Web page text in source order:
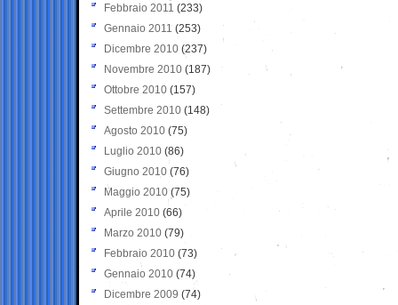
Febbraio 2011 (233)
Gennaio 2011 (253)
Dicembre 2010 (237)
Novembre 2010 (187)
Ottobre 2010 (157)
Settembre 2010 (148)
Agosto 2010 (75)
Luglio 2010 (86)
Giugno 2010 (76)
Maggio 2010 (75)
Aprile 2010 (66)
Marzo 2010 (79)
Febbraio 2010 (73)
Gennaio 2010 (74)
Dicembre 2009 (74)